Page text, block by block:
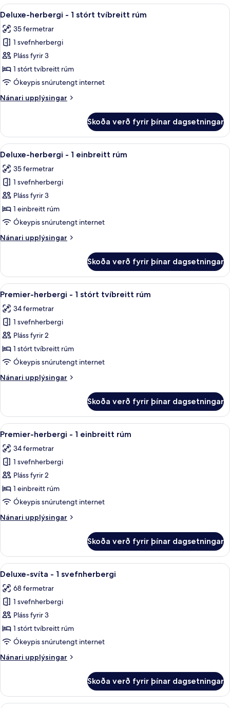
Skoða
allar
myndir
fyrir
Deluxe-
herbergi
-
stórt
Deluxe-herbergi - 1 stórt tvíbreitt
8
Deluxe-herbergi - 1 stórt tvíbreitt rúm
35 fermetrar
1 svefnherbergi
Pláss fyrir 3
1 stórt tvíbreitt rúm
Ókeypis snúrutengt internet
Nánari upplýsingar
Nánari
herbergi
1
tvíbreitt
rúm
Skoða verð fyrir þínar dagsetningar
Skoða
allar
myndir
fyrir
Deluxe-
herbergi
-
einbreitt
Rúmföt úr egypskri bómull, rúmföt
7
Deluxe-herbergi - 1 einbreitt rúm
35 fermetrar
1 svefnherbergi
Pláss fyrir 3
1 einbreitt rúm
Ókeypis snúrutengt internet
Nánari upplýsingar
Nánari
herbergi
1
rúm
Skoða verð fyrir þínar dagsetningar
Skoða
allar
myndir
fyrir
Premier-
herbergi
-
stórt
Premier-herbergi - 1 stórt tvíbreitt
10
Premier-herbergi - 1 stórt tvíbreitt rúm
34 fermetrar
1 svefnherbergi
Pláss fyrir 2
1 stórt tvíbreitt rúm
Ókeypis snúrutengt internet
Nánari upplýsingar
Nánari
herbergi
1
tvíbreitt
rúm
Skoða verð fyrir þínar dagsetningar
Skoða
allar
myndir
fyrir
Premier-
herbergi
-
einbreitt
Premier-herbergi - 1 einbreitt rúm |
9
Premier-herbergi - 1 einbreitt rúm
34 fermetrar
1 svefnherbergi
Pláss fyrir 2
1 einbreitt rúm
Ókeypis snúrutengt internet
Nánari upplýsingar
Nánari
herbergi
1
rúm
Skoða verð fyrir þínar dagsetningar
Skoða
allar
myndir
fyrir
Deluxe-
svíta
-
svefnherbergi
9
Deluxe-svíta - 1 svefnherbergi
68 fermetrar
1 svefnherbergi
Pláss fyrir 3
1 stórt tvíbreitt rúm
Ókeypis snúrutengt internet
Nánari upplýsingar
Nánari
svíta
Skoða verð fyrir þínar dagsetningar